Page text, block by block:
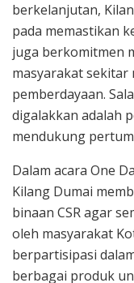
berkelanjutan,
pada memastikan
juga berkomitmen
masyarakat
pemberdayaan.
digalakkan adalah
mendukung
Dalam acara One
Kilang Dumai
binaan CSR agar
oleh masyarakat
berpartisipasi
berbagai produk